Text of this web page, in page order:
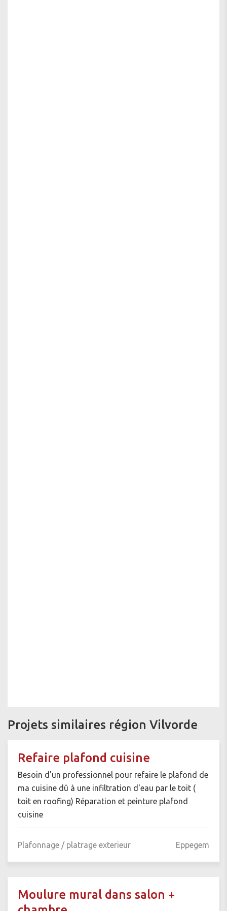
Projets similaires région Vilvorde
Refaire plafond cuisine
Besoin d'un professionnel pour refaire le plafond de
ma cuisine dû à une infiltration d'eau par le toit (
toit en roofing) Réparation et peinture plafond
cuisine
Plafonnage / platrage exterieur Eppegem
Moulure mural dans salon +